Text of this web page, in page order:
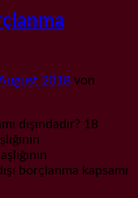
2018 von
dışındadır? 18
borçlanma kapsamı